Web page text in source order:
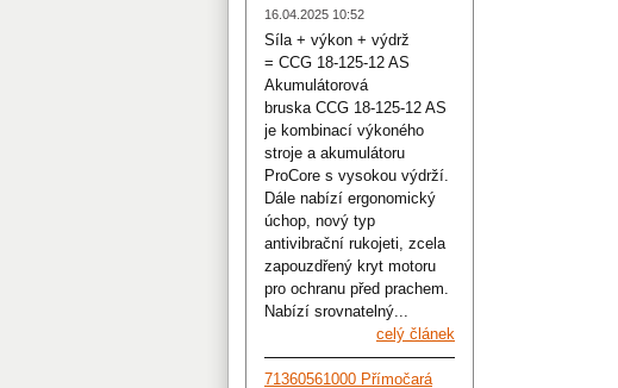
16.04.2025 10:52
Síla + výkon + výdrž
= CCG 18-125-12 AS
Akumulátorová
bruska CCG 18-125-12 AS
je kombinací výkoného
stroje a akumulátoru
ProCore s vysokou výdrží.
Dále nabízí ergonomický
úchop, nový typ
antivibrační rukojeti, zcela
zapouzdřený kryt motoru
pro ochranu před prachem.
Nabízí srovnatelný...
celý článek
71360561000 Přímočará